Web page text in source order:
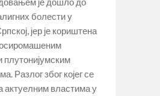
болести у
јер је кориштена
плутонијумским
Разлог због којег се
актуелним властима у